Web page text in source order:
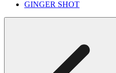
GINGER SHOT